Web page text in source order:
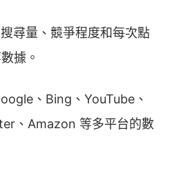
尋量、競爭程度和每次點
據。
、Bing、YouTube、
、Amazon 等多平台的數